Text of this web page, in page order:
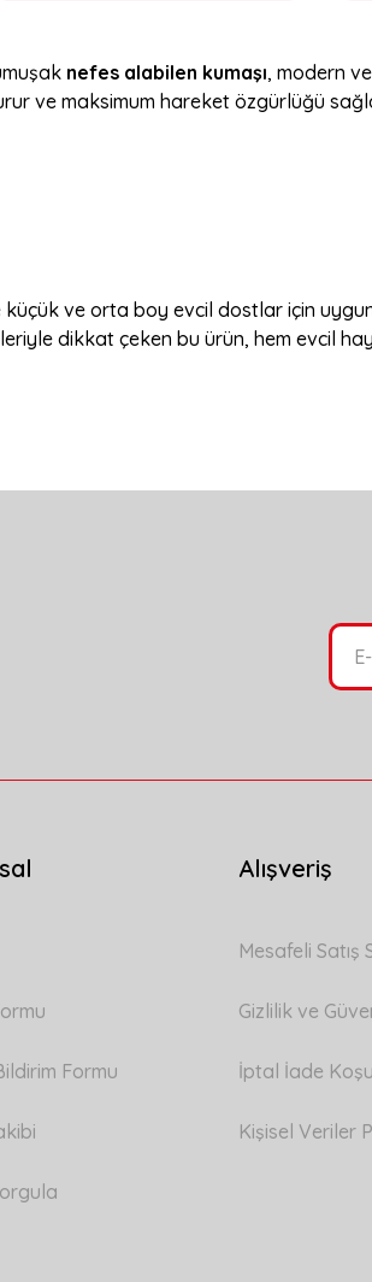
nefes alabilen kumaşı, modern
ve maksimum hareket özgürlüğü
küçük ve orta boy evcil dostlar için
dikkat çeken bu ürün, hem evcil
Formu
Alışveriş
Mesafeli Satış
Gizlilik ve
İptal İade
Kişisel Veriler